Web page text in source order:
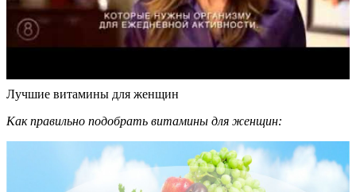
Лучшие витамины для женщин
Как правильно подобрать витамины для женщин: